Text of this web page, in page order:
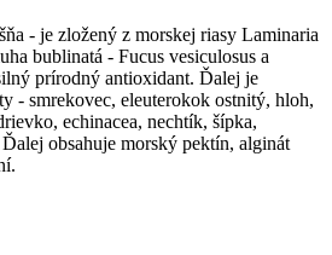
- je zložený z morskej riasy Laminaria
bublinatá - Fucus vesiculosus a
prírodný antioxidant. Ďalej je
- smrekovec, eleuterokok ostnitý, hloh,
echinacea, nechtík, šípka,
obsahuje morský pektín, alginát